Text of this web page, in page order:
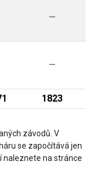
—
—
1823
závodů. V
se započítává jen
naleznete na stránce